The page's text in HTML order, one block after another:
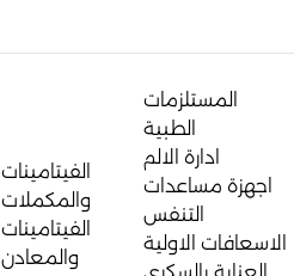
المستلزمات
الطبية
ادارة الالم
اجهزة مساعدات
التنفس
الاسعافات الاولية
الفيتامينات
والمكملات
الفيتامينات
والمعادن